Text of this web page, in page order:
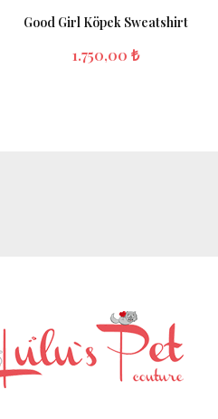
Good Girl Köpek Sweatshirt
1.750,00 ₺